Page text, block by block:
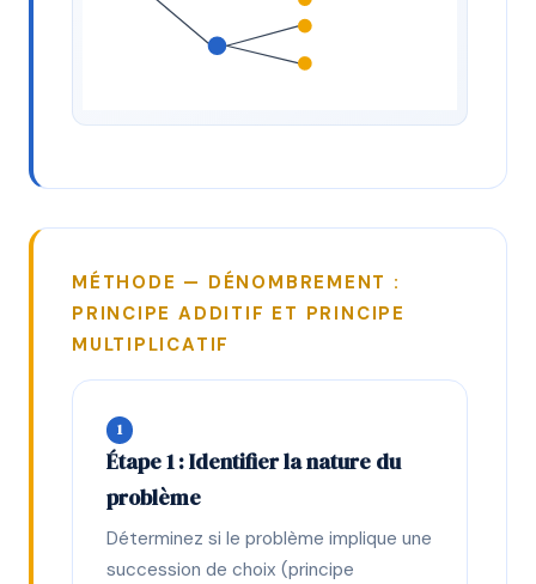
MÉTHODE — DÉNOMBREMENT :
PRINCIPE ADDITIF ET PRINCIPE
MULTIPLICATIF
1
Étape 1 : Identifier la nature du
problème
Déterminez si le problème implique une
succession de choix (principe